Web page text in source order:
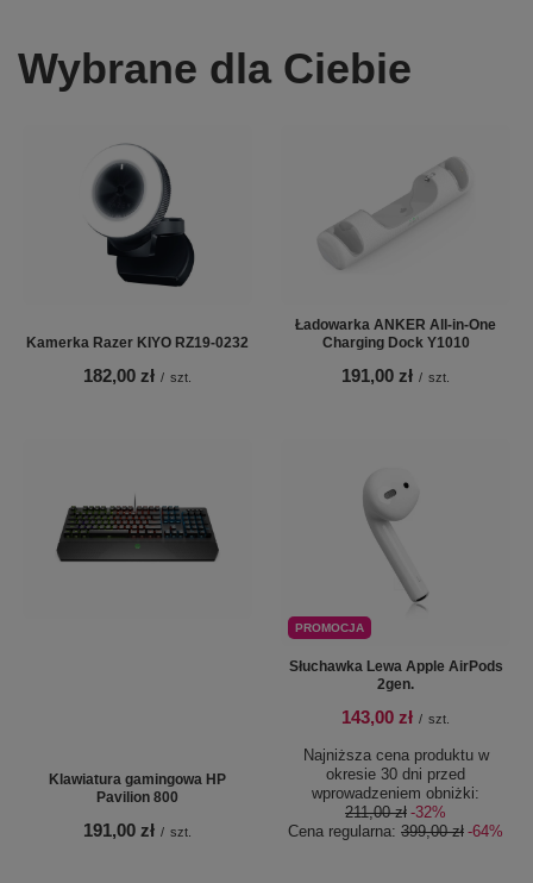
Wybrane dla Ciebie
Kamerka Razer KIYO RZ19-0232
182,00 zł / szt.
Ładowarka ANKER All-in-One
Charging Dock Y1010
191,00 zł / szt.
Klawiatura gamingowa HP
Pavilion 800
191,00 zł / szt.
PROMOCJA
Słuchawka Lewa Apple AirPods
2gen.
143,00 zł / szt.
Najniższa cena produktu w
okresie 30 dni przed
wprowadzeniem obniżki:
211,00 zł -32%
Cena regularna: 399,00 zł -64%